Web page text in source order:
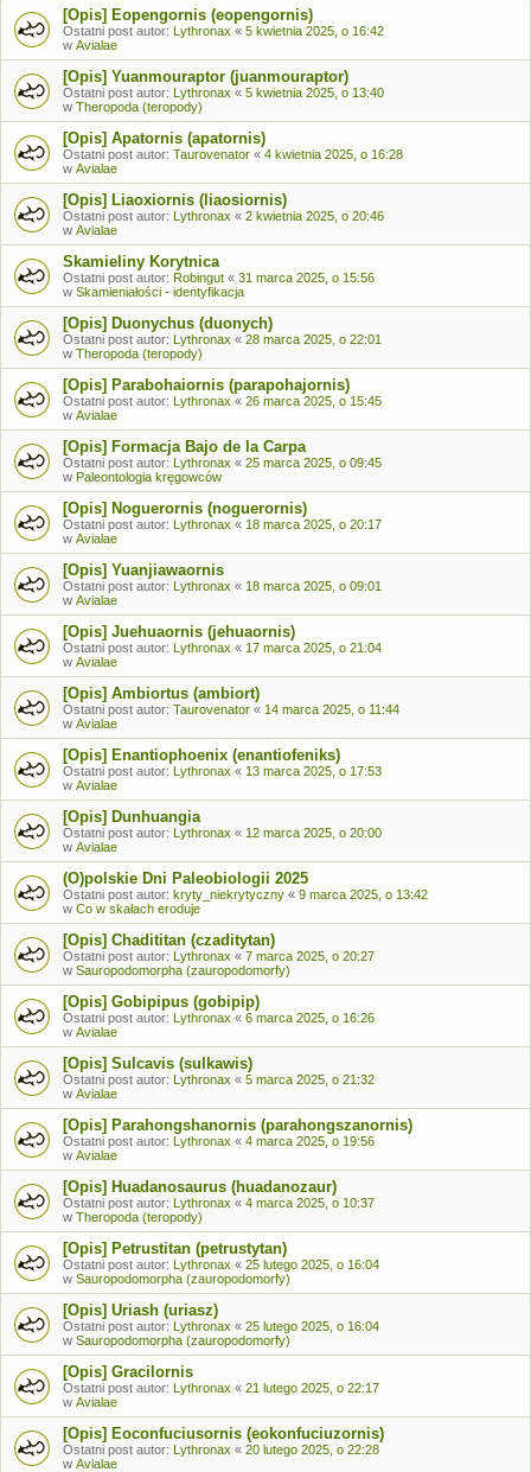
[Opis] Eopengornis (eopengornis)
Ostatni post autor: Lythronax « 5 kwietnia 2025, o 16:42
w Avialae
[Opis] Yuanmouraptor (juanmouraptor)
Ostatni post autor: Lythronax « 5 kwietnia 2025, o 13:40
w Theropoda (teropody)
[Opis] Apatornis (apatornis)
Ostatni post autor: Taurovenator « 4 kwietnia 2025, o 16:28
w Avialae
[Opis] Liaoxiornis (liaosiornis)
Ostatni post autor: Lythronax « 2 kwietnia 2025, o 20:46
w Avialae
Skamieliny Korytnica
Ostatni post autor: Robingut « 31 marca 2025, o 15:56
w Skamieniałości - identyfikacja
[Opis] Duonychus (duonych)
Ostatni post autor: Lythronax « 28 marca 2025, o 22:01
w Theropoda (teropody)
[Opis] Parabohaiornis (parapohajornis)
Ostatni post autor: Lythronax « 26 marca 2025, o 15:45
w Avialae
[Opis] Formacja Bajo de la Carpa
Ostatni post autor: Lythronax « 25 marca 2025, o 09:45
w Paleontologia kręgowców
[Opis] Noguerornis (noguerornis)
Ostatni post autor: Lythronax « 18 marca 2025, o 20:17
w Avialae
[Opis] Yuanjiawaornis
Ostatni post autor: Lythronax « 18 marca 2025, o 09:01
w Avialae
[Opis] Juehuaornis (jehuaornis)
Ostatni post autor: Lythronax « 17 marca 2025, o 21:04
w Avialae
[Opis] Ambiortus (ambiort)
Ostatni post autor: Taurovenator « 14 marca 2025, o 11:44
w Avialae
[Opis] Enantiophoenix (enantiofeniks)
Ostatni post autor: Lythronax « 13 marca 2025, o 17:53
w Avialae
[Opis] Dunhuangia
Ostatni post autor: Lythronax « 12 marca 2025, o 20:00
w Avialae
(O)polskie Dni Paleobiologii 2025
Ostatni post autor: kryty_niekrytyczny « 9 marca 2025, o 13:42
w Co w skałach eroduje
[Opis] Chadititan (czaditytan)
Ostatni post autor: Lythronax « 7 marca 2025, o 20:27
w Sauropodomorpha (zauropodomorfy)
[Opis] Gobipipus (gobipip)
Ostatni post autor: Lythronax « 6 marca 2025, o 16:26
w Avialae
[Opis] Sulcavis (sulkawis)
Ostatni post autor: Lythronax « 5 marca 2025, o 21:32
w Avialae
[Opis] Parahongshanornis (parahongszanornis)
Ostatni post autor: Lythronax « 4 marca 2025, o 19:56
w Avialae
[Opis] Huadanosaurus (huadanozaur)
Ostatni post autor: Lythronax « 4 marca 2025, o 10:37
w Theropoda (teropody)
[Opis] Petrustitan (petrustytan)
Ostatni post autor: Lythronax « 25 lutego 2025, o 16:04
w Sauropodomorpha (zauropodomorfy)
[Opis] Uriash (uriasz)
Ostatni post autor: Lythronax « 25 lutego 2025, o 16:04
w Sauropodomorpha (zauropodomorfy)
[Opis] Gracilornis
Ostatni post autor: Lythronax « 21 lutego 2025, o 22:17
w Avialae
[Opis] Eoconfuciusornis (eokonfuciuzornis)
Ostatni post autor: Lythronax « 20 lutego 2025, o 22:28
w Avialae